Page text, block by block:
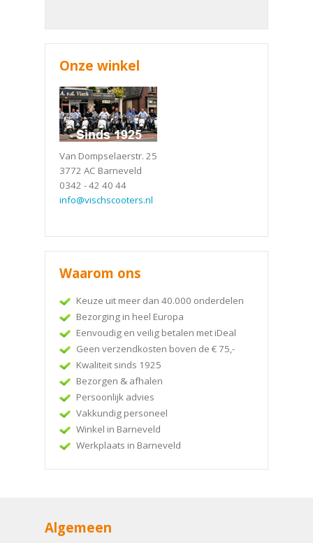
Onze winkel
Van Dompselaerstr. 25
3772 AC Barneveld
0342 - 42 40 44
info@vischscooters.nl
Waarom ons
Keuze uit meer dan 40.000 onderdelen
Bezorging in heel Europa
Eenvoudig en veilig betalen met iDeal
Geen verzendkosten boven de € 75,-
Kwaliteit sinds 1925
Bezorgen & afhalen
Persoonlijk advies
Vakkundig personeel
Winkel in Barneveld
Werkplaats in Barneveld
Algemeen